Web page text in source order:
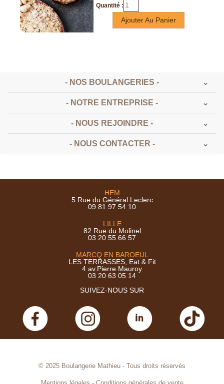
Quantité :
Ajouter Au Panier
- NOS BOULANGERIES -
- NOTRE ENTREPRISE -
- NOUS REJOINDRE -
- NOUS CONTACTER -
HEM
5 Rue du Général Leclerc
09 81 97 54 10
LILLE
82 Rue du Molinel
03 20 55 66 57
MARCQ EN BAROEUL
LES TERRASSES, Eat & Fit
4 av.Pierre Mauroy
03 20 63 05 14
SUIVEZ-NOUS SUR
© 2025 Boulangerie Mathieu - Tous droits réservés